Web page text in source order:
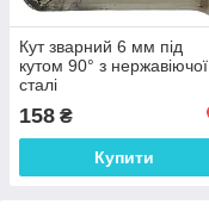
Кут зварний 6 мм під
кутом 90° з нержавіючої
сталі
158 ₴
Купити